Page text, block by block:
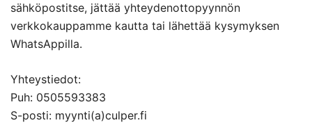
sähköpostitse, jättää yhteydenottopyynnön
verkkokauppamme kautta tai lähettää kysymyksen
WhatsAppilla.
Yhteystiedot:
Puh: 0505593383
S-posti: myynti(a)culper.fi